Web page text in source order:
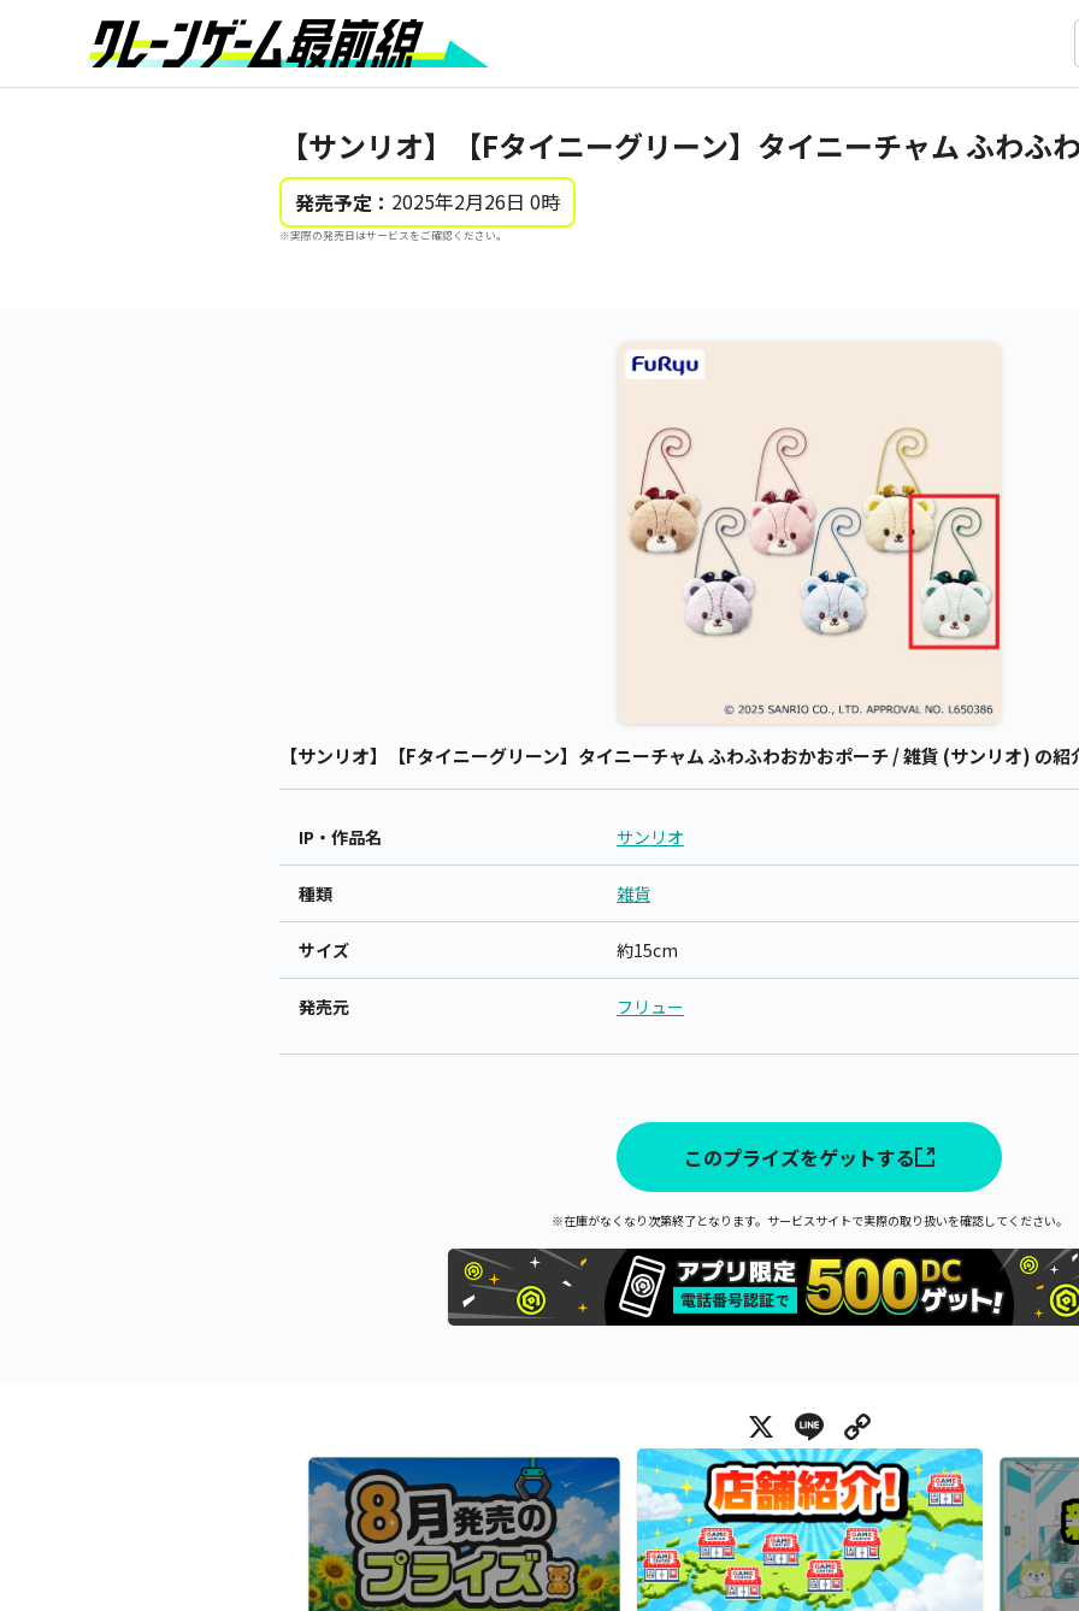
【サンリオ】【Fタイニーグリーン】タイニーチャム ふわふ
発売予定： 2025年2月26日 0時
※実際の発売日はサービスをご確認ください。
【サンリオ】【Fタイニーグリーン】タイニーチャム ふわふわおかおポーチ / 雑貨 (サンリオ) の紹
IP・作品名 サンリオ
種類 雑貨
サイズ 約15cm
発売元 フリュー
このプライズをゲットする
※在庫がなくなり次第終了となります。サービスサイトで実際の取り扱いを確認してください。
X Line